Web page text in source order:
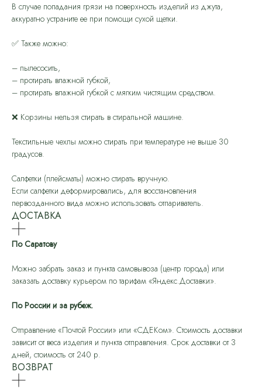
В случае попадания грязи на поверхность изделий из джута,
аккуратно устраните ее при помощи сухой щетки.
✅ Также можно:
– пылесосить,
– протирать влажной губкой,
– протирать влажной губкой с мягким чистящим средством.
❌ Корзины нельзя стирать в стиральной машине.
Текстильные чехлы можно стирать при температуре не выше 30
градусов.
Салфетки (плейсматы) можно стирать вручную.
Если салфетки деформировались, для восстановления
первозданного вида можно использовать отпариватель.
ДОСТАВКА
По Саратову
Можно забрать заказ и пункта самовывоза (центр города) или
заказать доставку курьером по тарифам «Яндекс.Доставки».
По России и за рубеж.
Отправление «Почтой России» или «СДЕКом». Стоимость доставки
зависит от веса изделия и пункта отправления. Срок доставки от 3
дней, стоимость от 240 р.
ВОЗВРАТ